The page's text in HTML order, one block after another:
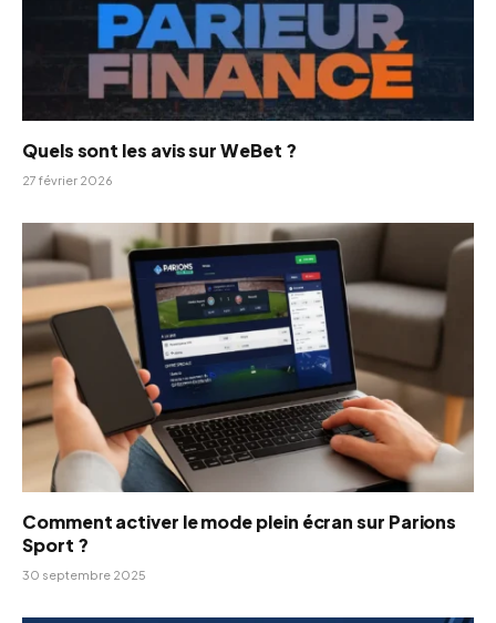
Quels sont les avis sur WeBet ?
27 février 2026
Comment activer le mode plein écran sur Parions
Sport ?
30 septembre 2025